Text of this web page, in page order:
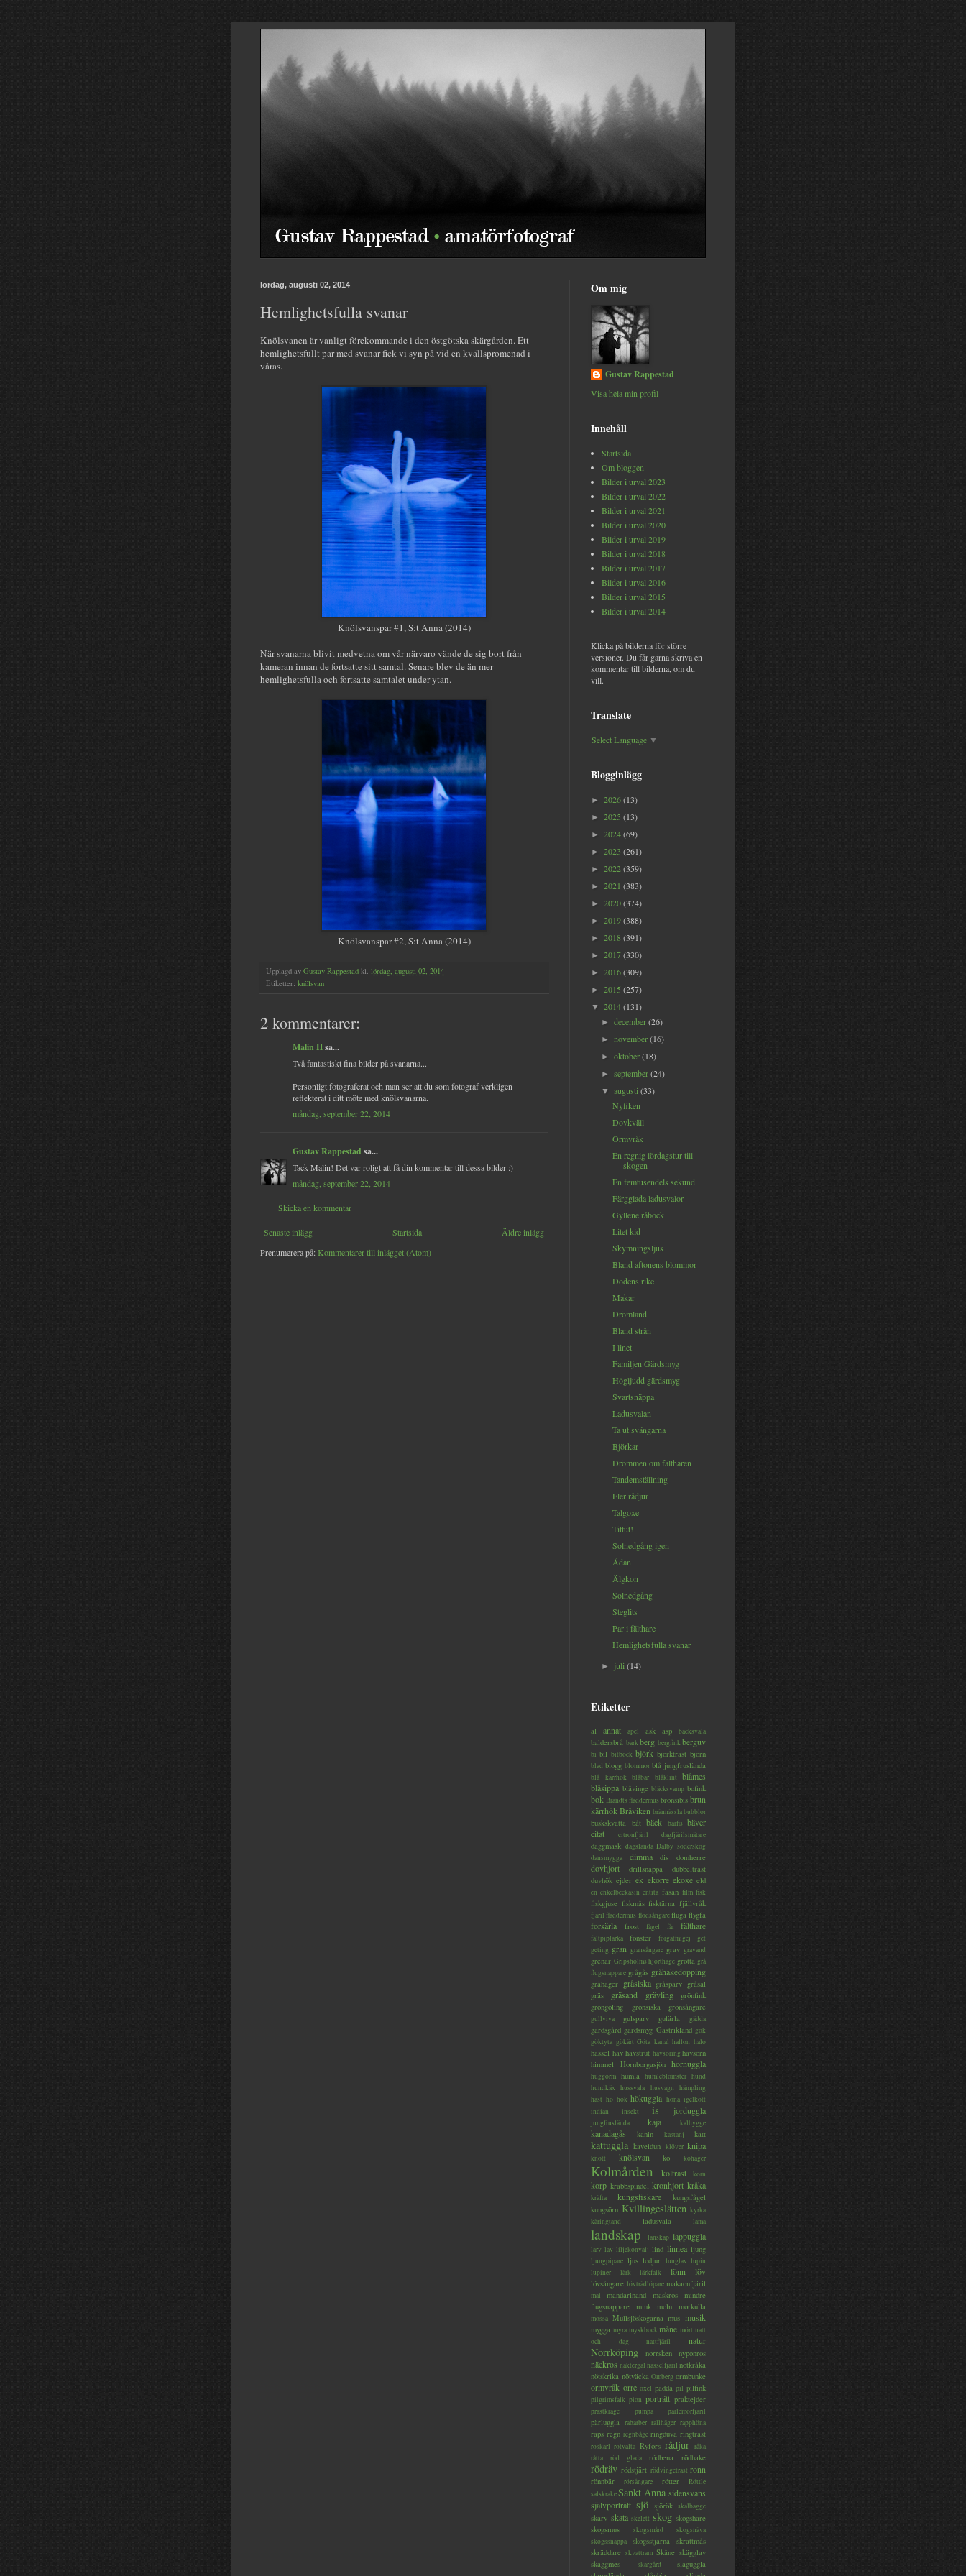
lördag, augusti 02, 2014
Hemlighetsfulla svanar
Knölsvanen är vanligt förekommande i den östgötska skärgården. Ett
hemlighetsfullt par med svanar fick vi syn på vid en kvällspromenad i
våras.
Knölsvanspar #1, S:t Anna (2014)
När svanarna blivit medvetna om vår närvaro vände de sig bort från
kameran innan de fortsatte sitt samtal. Senare blev de än mer
hemlighetsfulla och fortsatte samtalet under ytan.
Knölsvanspar #2, S:t Anna (2014)
Upplagd av Gustav Rappestad kl. lördag, augusti 02, 2014
Etiketter: knölsvan
2 kommentarer:
Malin Hsa...
Två fantastiskt fina bilder på svanarna...
Personligt fotograferat och man ser att du som fotograf verkligen
reflekterat i ditt möte med knölsvanarna.
måndag, september 22, 2014
Gustav Rappestad sa...
Tack Malin! Det var roligt att få din kommentar till dessa bilder :)
måndag, september 22, 2014
Skicka en kommentar
Senaste inlägg Äldre inlägg
Startsida
Prenumerera på: Kommentarer till inlägget (Atom)
Om mig
Gustav Rappestad
Visa hela min profil
Innehåll
Startsida
Om bloggen
Bilder i urval 2023
Bilder i urval 2022
Bilder i urval 2021
Bilder i urval 2020
Bilder i urval 2019
Bilder i urval 2018
Bilder i urval 2017
Bilder i urval 2016
Bilder i urval 2015
Bilder i urval 2014
Klicka på bilderna för större
versioner. Du får gärna skriva en
kommentar till bilderna, om du
vill.
Translate
Select Language ▼
Blogginlägg
► 2026(13)
► 2025 (13)
► 2024(69)
► 2023 (261)
► 2022(359)
► 2021 (383)
► 2020(374)
► 2019(388)
► 2018 (391)
► 2017(330)
► 2016(309)
► 2015 (257)
▼ 2014(131)
►december(26)
►november(16)
►oktober(18)
►september(24)
▼augusti(33)
Nyfiken
Dovkväll
Ormvråk
En regnig lördagstur till
skogen
En femtusendels sekund
Färgglada ladusvalor
Gyllene råbock
Litet kid
Skymningsljus
Bland aftonens blommor
Dödens rike
Makar
Drömland
Bland strån
I linet
Familjen Gärdsmyg
Högljudd gärdsmyg
Svartsnäppa
Ladusvalan
Ta ut svängarna
Björkar
Drömmen om fältharen
Tandemställning
Fler rådjur
Talgoxe
Tittut!
Solnedgång igen
Ådan
Älgkon
Solnedgång
Steglits
Par i fälthare
Hemlighetsfulla svanar
► juli(14)
Etiketter
al annat apel ask asp backsvala
baldersbrå barkberg bergfinkberguv
bi bil bitbock björk björktrast björn
blad blogg blommor blå jungfruslända
blå kärrhök blåbär blåklint
blåmes
blåsippa blåvinge bläcksvamp bofink
bok Brandts fladdermus bronsibis brun
kärrhökBråviken brännässlabubblor
buskskvätta båt bäck bärfis bäver
citat
citronfjäril dagfjärilsmätare
daggmask dagslända Dalby söderskog
dansmygga
dimma dis domherre
dovhjort drillsnäppa
dubbeltrast
duvhök ejder ek ekorre ekoxe eld
en enkelbeckasin entita fasan film fisk
fiskgjuse fiskmås fisktärna fjällvråk
fjäril fladdermus flodsångarefluga flygfä
forsärla frost fågel får fälthare
fältpiplärka fönster förgätmigej
get
geting gran gransångare grav gravand
grenar Gripsholms hjorthage grotta grå
flugsnappare grågås gråhakedopping
gråhäger gråsiska gråsparv gråsäl
gräs
gräsand grävling
grönfink
gröngöling
grönsiska grönsångare
gullviva gulsparv gulärla gädda
gärdsgård gärdsmyg Gästrikland gök
göktyta gökärt Göta kanal hallon halo
hassel hav havstrut havsöring havsörn
himmel
Hornborgasjön hornuggla
huggorm humla humleblomster hund
hundkäx
hussvala husvagn
hämpling
häst hö hök hökuggla höna igelkott
indian
insekt is jorduggla
jungfruslända kaja kalhygge
kanadagås kanin kastanj katt
kattuggla kaveldun klöver knipa
knott knölsvan ko kohäger
Kolmården koltrast korn
korp krabbspindel kronhjort kråka
kräfta kungsfiskare
kungsfågel
kungsörn Kvillingeslätten kyrka
käringtand
ladusvala lama
landskap lanskap lappuggla
larv lav liljekonvalj lind linnea ljung
ljungpipare ljus lodjur lunglav lupin
lupiner
lärk lärkfalk lönn löv
lövsångare lövträdlöpare makaonfjäril
mal mandarinand maskros
mindre
flugsnappare
mink moln morkulla
mossa Mullsjöskogarna mus musik
mygga myra myskbock måne mört natt
och dag
nattfjäril natur
Norrköping norrsken nyponros
näckros näktergal nässelfjäril nötkråka
nötskrika nötväcka Omberg ormbunke
ormvråk orre oxel padda pil pilfink
pilgrimsfalk pion porträtt praktejder
prästkrage pumpa pärlemorfjäril
pärluggla rabarber rallhäger rapphöna
raps regn regnbåge ringduva ringtrast
roskarl rotvälta Ryfors rådjur råka
råtta
röd glada rödbena rödhake
rödräv rödstjärt rödvingetrast rönn
rönnbär rörsångare rötter
Röttle
salskrakeSankt Anna sidensvans
självporträtt sjö sjörök skalbagge
skarv skata skelett skog skogshare
skogsmus
skogsmård
skogsnäva
skogssnäppa
skogsstjärna
skrattmås
skräddare skvattram Skåne skägglav
skäggmes
skärgård
slaguggla